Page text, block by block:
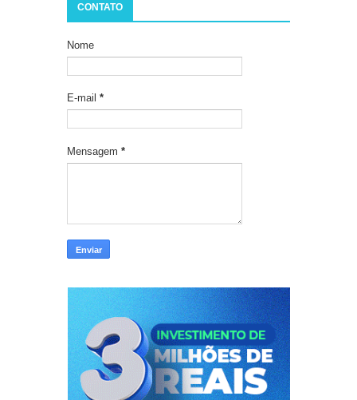
CONTATO
Nome
E-mail *
Mensagem *